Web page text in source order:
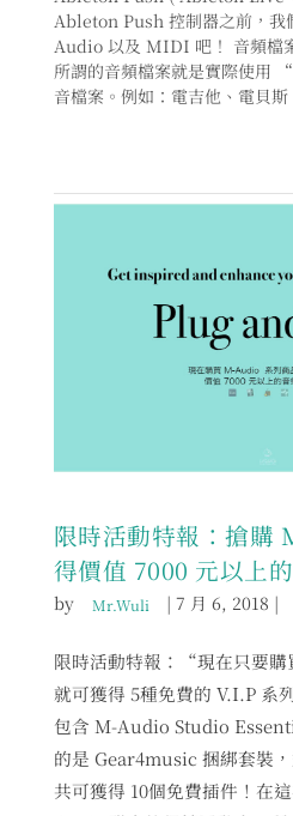
Ableton Push 控制器之前，我
Audio 以及 MIDI 吧！ 音頻檔
所謂的音頻檔案就是實際使用
音檔案。例如：電吉他、電貝
限時活動特報：搶購
得價值 7000 元以上
by Mr.Wuli |7 月 6, 2018 |
限時活動特報：“現在只要
就可獲得 5種免費的 V.I.P 系
包含 M-Audio Studio
的是 Gear4music 捆綁套裝
共可獲得 10個免費插件！在